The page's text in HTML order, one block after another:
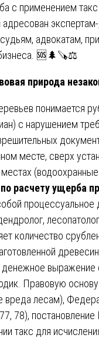
с применением
адвокатам,
🆘🌲🪚⚖️
природа
понимается
с нарушением
месте, сверх
расчету ущерба
процессуальное
количество
денежное выражение
Правовую
лесам),
78),
такс для